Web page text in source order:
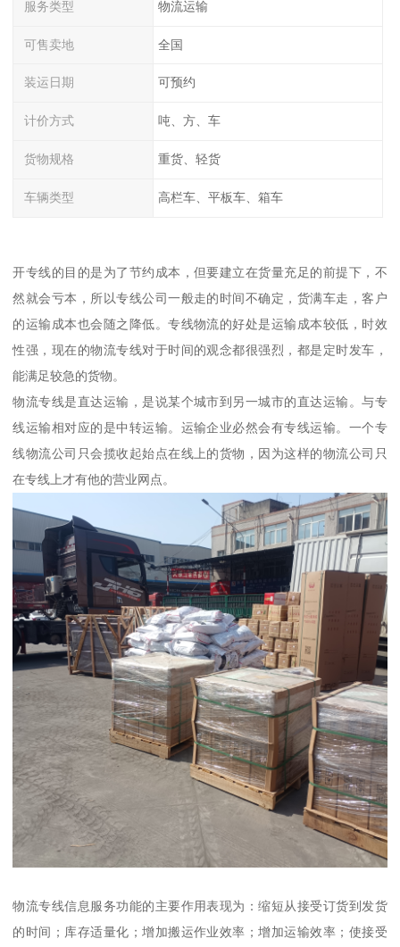
服务类型 物流运输
可售卖地 全国
装运日期 可预约
计价方式 吨、方、车
货物规格 重货、轻货
车辆类型 高栏车、平板车、箱车
开专线的目的是为了节约成本，但要建立在货量充足的前提下，不
然就会亏本，所以专线公司一般走的时间不确定，货满车走，客户
的运输成本也会随之降低。专线物流的好处是运输成本较低，时效
性强，现在的物流专线对于时间的观念都很强烈，都是定时发车，
能满足较急的货物。
物流专线是直达运输，是说某个城市到另一城市的直达运输。与专
线运输相对应的是中转运输。运输企业必然会有专线运输。一个专
线物流公司只会揽收起始点在线上的货物，因为这样的物流公司只
在专线上才有他的营业网点。
物流专线信息服务功能的主要作用表现为：缩短从接受订货到发货
的时间；库存适量化；增加搬运作业效率；增加运输效率；使接受